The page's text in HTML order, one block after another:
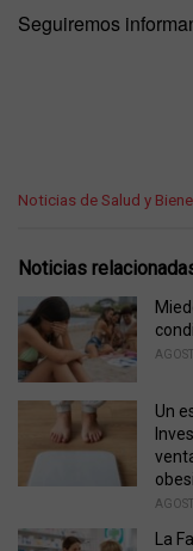
Seguiremos
C
e
r
e
Noticias de Salud y
Noticias
Un
La